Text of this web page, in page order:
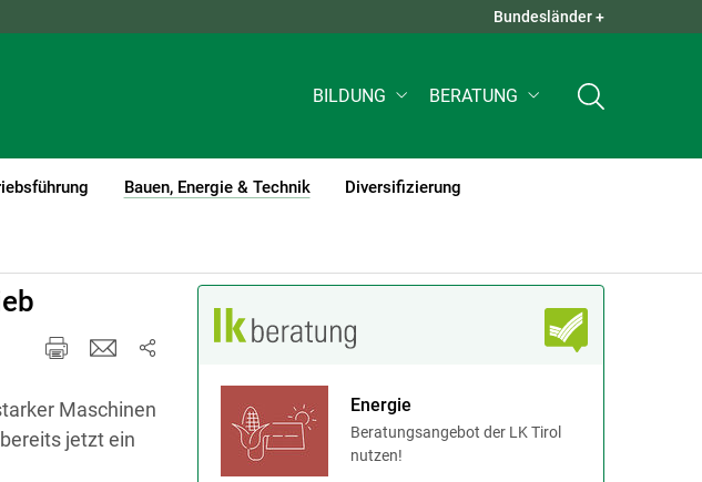
QUICK LINKS +
Bundesländer +
BILDUNG BERATUNG
Bauen, Energie & Technik
(current)1
Diversifizierung
Maschinen
jetzt ein
Energie
Beratungsangebot der LK Tirol
nutzen!